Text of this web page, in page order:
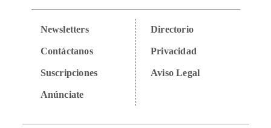
Newsletters
Contáctanos
Suscripciones
Anúnciate
Directorio
Privacidad
Aviso Legal